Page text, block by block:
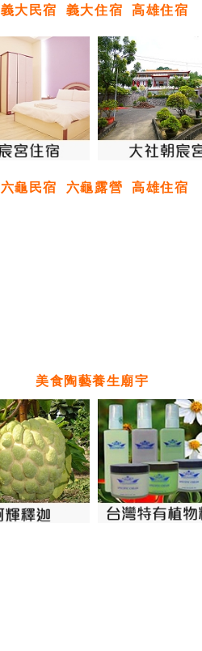
義大民宿 義大住宿 高雄住宿
六龜民宿 六龜露營 高雄住宿
美食陶藝養生廟宇